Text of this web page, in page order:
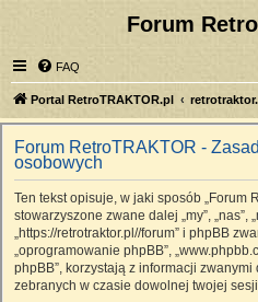
Forum
FAQ
Portal RetroTRAKTOR.pl
Forum RetroTRAKTOR -
osobowych
Ten tekst opisuje, w jaki sposób „Forum
stowarzyszone zwane dalej „my”, „nas”,
„https://retrotraktor.pl//forum” i phpBB
„oprogramowanie phpBB”,
phpBB”, korzystają z informacji zwanymi
zebranych w czasie dowolnej twojej